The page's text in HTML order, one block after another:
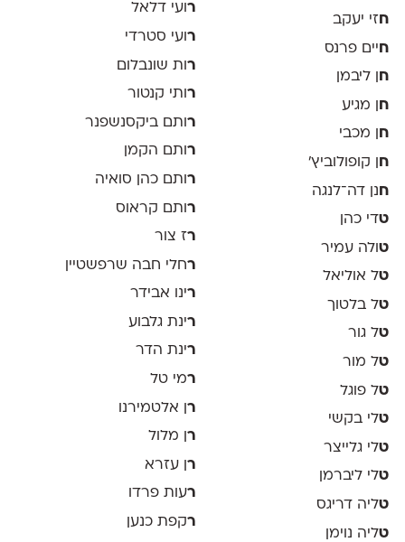
חזי יעקב
חיים פרנס
ח
ן ליבמן
ח
ן מגיע
ח ן מכבי
ח
ן קופולוביץ'
חנן דה־לנגה
טדי כהן
טולה עמיר
טל אוליאל
טל בלטוך
טל גור
טל מור
טל פוגל
טלי בקשי
טלי גלייצר
טלי ליברמן
טליה דריגס
טליה נוימן
רועי דלאל
ר ועי סטרדי
רות שונבלום
ר ותי קנטור
ר ותם ביקסנשפנר
רותם הקמן
ר ותם כהן סואיה
רותם קראוס
רז צור
רחלי חבה שרפשטיין
רינו אבידר
רינת גלבוע
רינת הדר
רמי טל
ר ן אלטמירנו
ר ן מלול
ר ן עזרא
רעות פרדו
רקפת כנען